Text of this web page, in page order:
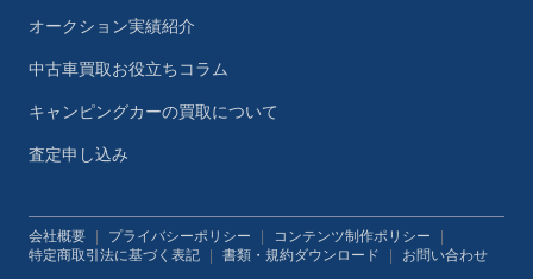
オークション実績紹介
中古車買取お役立ちコラム
キャンピングカーの買取について
査定申し込み
会社概要 プライバシーポリシー コンテンツ制作ポリシー
特定商取引法に基づく表記
書類・規約ダウンロード お問い合わせ